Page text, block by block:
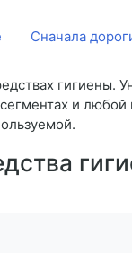
Сначала
гигиены.
и